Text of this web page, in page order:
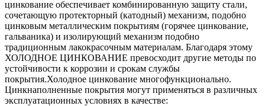
цинкование обеспечивает комбинированную защиту стали,
сочетающую протекторный (катодный) механизм, подобно
цинковым металлическим покрытиям (горячее цинкование,
гальваника) и изолирующий механизм подобно
традиционным лакокрасочным материалам. Благодаря этому
ХОЛОДНОЕ ЦИНКОВАНИЕ превосходит другие методы по
устойчивости к коррозии и срокам службы
покрытия.Холодное цинкование многофункционально.
Цинкнаполненные покрытия могут применяться в различных
эксплуатационных условиях в качестве: